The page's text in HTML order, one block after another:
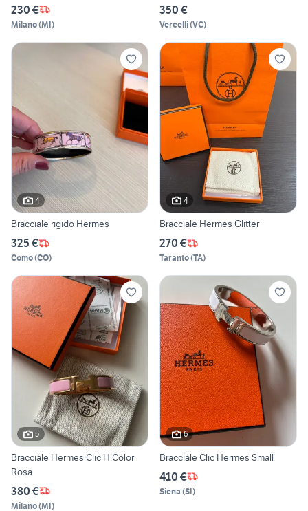
230 €
Milano(MI)
350 €
Vercelli(VC)
4
Bracciale rigido Hermes
325 €
Como(CO)
4
Bracciale Hermes Glitter
270 €
Taranto(TA)
5
Bracciale Hermes Clic H Color
Rosa
380 €
Milano(MI)
6
Bracciale Clic Hermes Small
410 €
Siena (SI)